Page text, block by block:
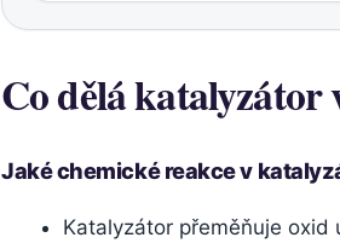
Co dělá katalyzátor
Jaké chemické reakce v
Katalyzátor přeměňuje oxid